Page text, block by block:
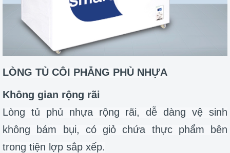
LÒNG TỦ CÔI PHẲNG PHỦ NHỰA
Không gian rộng rãi
Lòng tủ phủ nhựa rộng rãi, dễ dàng vệ sinh
không bám bụi, có giỏ chứa thực phẩm bên
trong tiện lợp sắp xếp.